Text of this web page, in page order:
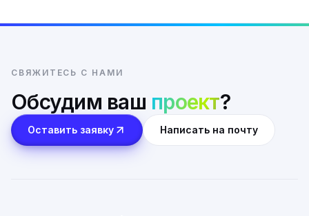
СВЯЖИТЕСЬ С НАМИ
Обсудим ваш проект?
Оставить заявку Написать на почту